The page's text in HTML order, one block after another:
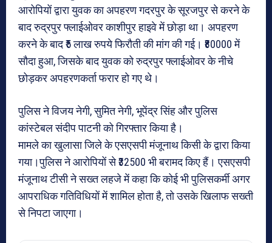
आरोपियों द्वारा युवक का अपहरण गदरपुर के सूरजपुर से करने के
बाद रुद्रपुर फ्लाईओवर काशीपुर हाइवे में छोड़ा था। अपहरण
करने के बाद ₹5 लाख रुपये फिरौती की मांग की गई। ₹80000 में
सौदा हुआ, जिसके बाद युवक को रुद्रपुर फ्लाईओवर के नीचे
छोड़कर अपहरणकर्ता फरार हो गए थे।
पुलिस ने विजय नेगी, सुमित नेगी, भूपेंद्र सिंह और पुलिस
कांस्टेबल संदीप पाटनी को गिरफ्तार किया है।
मामले का खुलासा जिले के एसएसपी मंजूनाथ किसी के द्वारा किया
गया।पुलिस ने आरोपियों से ₹32500 भी बरामद किए हैं। एसएसपी
मंजूनाथ टीसी ने सख्त लहजे में कहा कि कोई भी पुलिसकर्मी अगर
आपराधिक गतिविधियों में शामिल होता है, तो उसके खिलाफ सख्ती
से निपटा जाएगा।